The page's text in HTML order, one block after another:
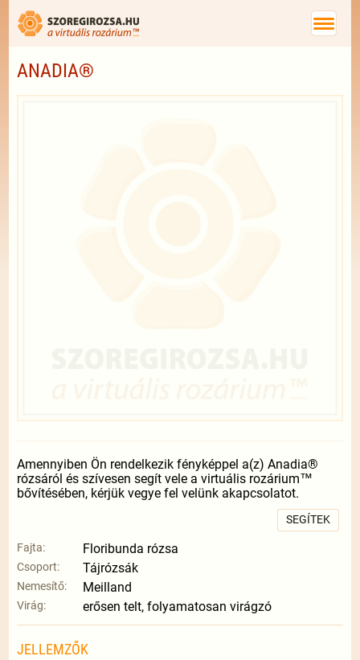
ANADIA®
Amennyiben Ön rendelkezik fényképpel a(z) Anadia®
rózsáról és szívesen segít vele a virtuális rozárium™
bővítésében, kérjük vegye fel velünk akapcsolatot.
SEGÍTEK
Fajta: Floribunda rózsa
Csoport: Tájrózsák
Nemesítő: Meilland
Virág: erősen telt, folyamatosan virágzó
JELLEMZŐK